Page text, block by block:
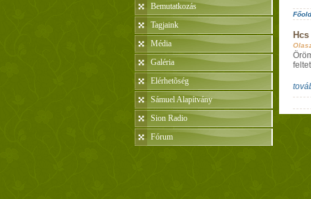
Bemutatkozás
Tagjaink
Média
Galéria
Elérhetõség
Sámuel Alapítvány
Sion Radio
Fórum